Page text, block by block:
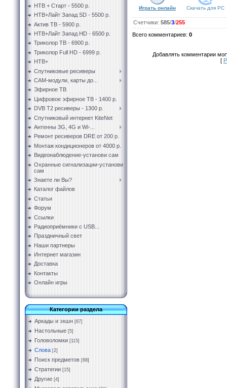
НТВ + Старт - 5500 р.
НТВ+Лайт Запад SD - 5500 р.
Актив ТВ - 5900 р.
НТВ+Лайт Запад HD - 6500 р.
Триколор ТВ - 6900 р.
Триколор Full HD - 6999 р.
НТВ+
Спутниковые ресиверы
CAM-модули, карты до...
Эфирное ТВ
Цифровое эфирное ТВ - 1400 р.
DVB T2 ресиверы - 1300 р.
Спутниковый интернет KiteNet
Антенны 3G, 4G и Wi-...
Ремонт ресиверов DRE от 200 р.
Монтаж кондиционеров от 4000 р.
Видеонаблюдение-установи сам
Охранные сигнализации-установи
сам
Знаете ли Вы?
Каталог файлов
Статьи
Форум
Ссылки
Радиоприёмники с USB...
Праздничный свет
Наши партнеры
Интернет магазин
Доставка
Контакты
Онлайн игры
Категории раздела
Аркады и экшн [67]
Настольные [5]
Головоломки [115]
Слова [2]
Поиск предметов [68]
Стратегии [15]
Другие [4]
Играть онлайн Скачать для PC
Счетчики: 585/3/255
Всего комментариев: 0
Добавлять комментарии
[